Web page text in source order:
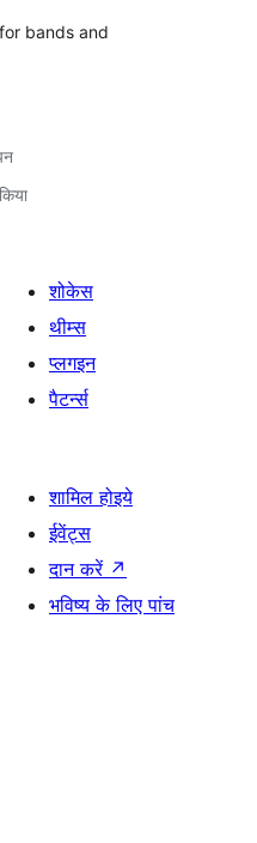
bands and
शोकेस
थीम्स
प्लगइन
पैटर्न्स
शामिल होइये
ईवेंट्स
दान करें ↗
भविष्य के लिए पांच